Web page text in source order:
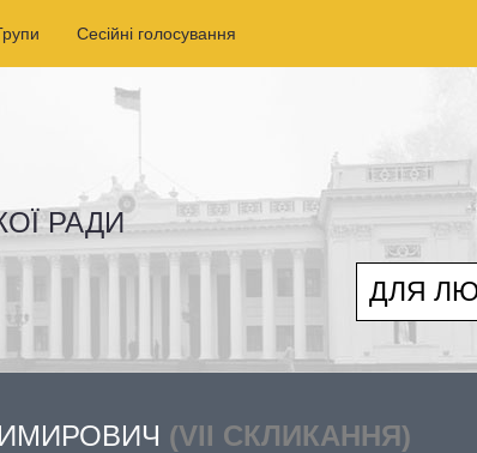
Сесійні голосування
РАДИ
ДЛЯ
(VII СКЛИКАННЯ)